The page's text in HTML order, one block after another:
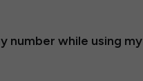
number while using my